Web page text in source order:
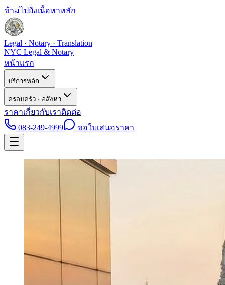
ข้ามไปยังเนื้อหาหลัก
Legal · Notary · Translation
NYC Legal & Notary
หน้าแรก
บริการหลัก
ครอบครัว · อสังหา
ราคาเกี่ยวกับเราติดต่อ
083-249-4999
ขอใบเสนอราคา